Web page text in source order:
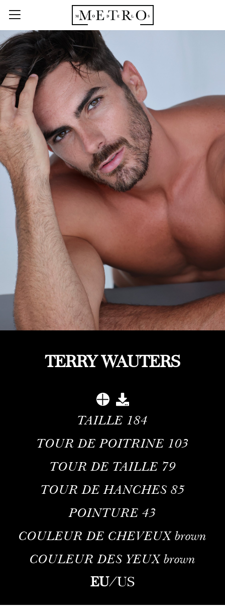
TERRY WAUTERS
TAILLE 184
TOUR DE POITRINE 103
TOUR DE TAILLE 79
TOUR DE HANCHES 85
POINTURE 43
COULEUR DE CHEVEUXbrown
COULEUR DES YEUXbrown
EU/US